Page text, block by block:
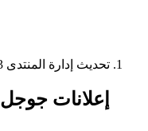
تحديث إدارة المنتدى 2023: منتدى زراعة نت مفتوح حاليا للقراءة فقط، ولا يقبل مشاركات جديدة. يمكنكم استخدام الشريط الظاهر أعلاه للبحث في كافة مواضيع المدوّنة والمنتدى.
إعلانات جوجل